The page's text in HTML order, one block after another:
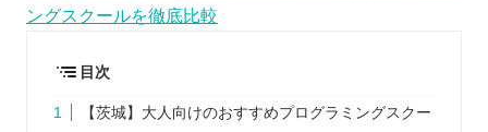
ングスクールを徹底比較
目次
【茨城】大人向けのおすすめプログラミングスクー